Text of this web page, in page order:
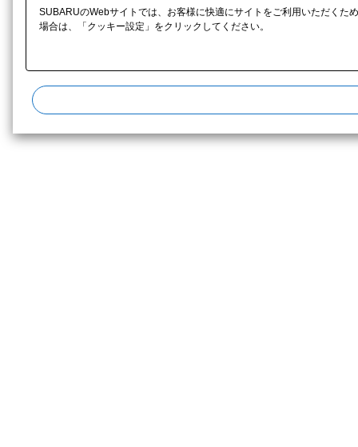
SUBARUのWebサイトでは、お客様に快適にサイトをご利用いただく
場合は、「クッキー設定」をクリックしてください。​